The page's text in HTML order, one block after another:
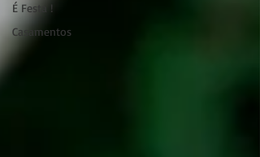
É Festa !
Casamentos